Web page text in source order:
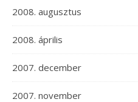
2008. augusztus
2008. április
2007. december
2007. november